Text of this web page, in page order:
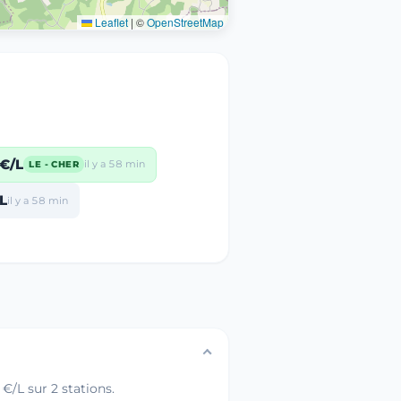
Leaflet | ©OpenStreetMap
L LE - CHER il y a 58 min
il y a 58 min
L sur 2 stations.